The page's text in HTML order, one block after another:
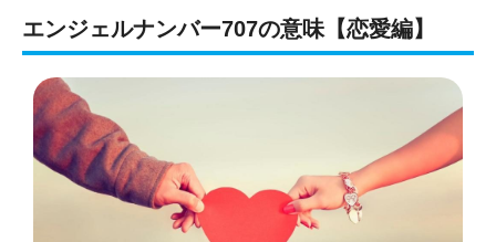
エンジェルナンバー707の意味【恋愛編】